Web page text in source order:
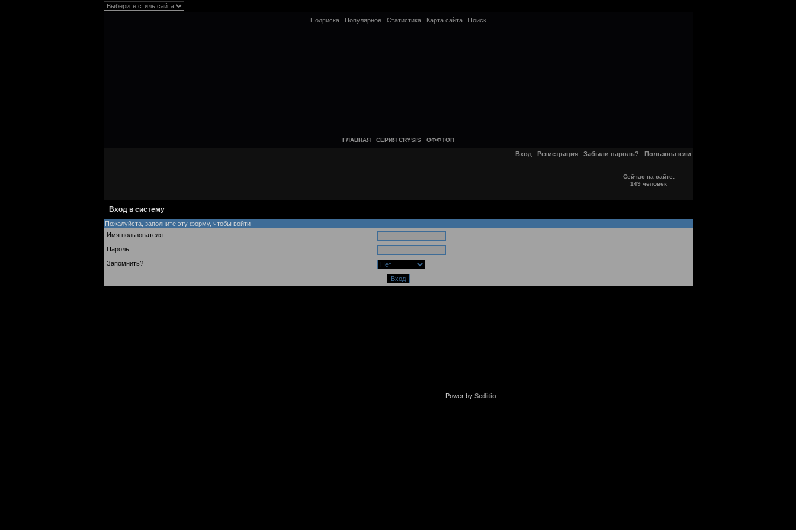
Подписка Популярное Статистика Карта сайта Поиск
ГЛАВНАЯ СЕРИЯ CRYSIS ОФФТОП
Вход Регистрация Забыли пароль? Пользователи
Сейчас на сайте:
149 человек
Вход в систему
Пожалуйста, заполните эту форму, чтобы войти
Имя пользователя:
Пароль:
Запомнить?
Power by Seditio